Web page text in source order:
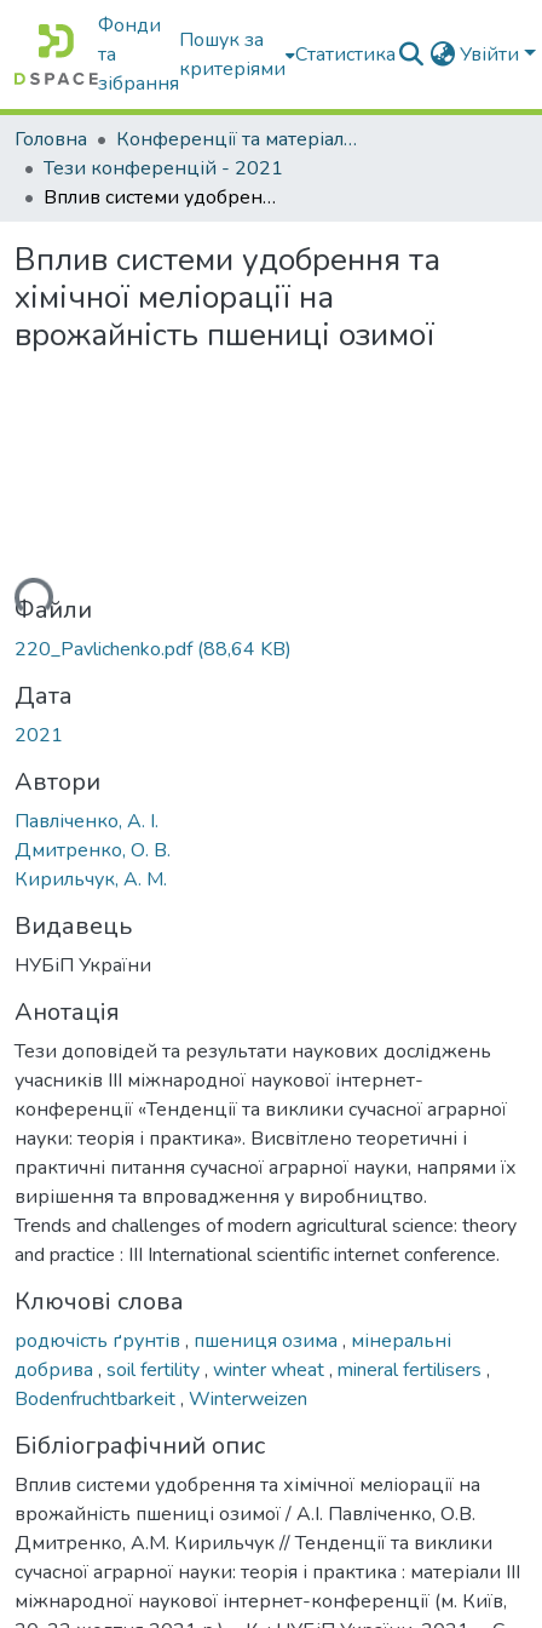
Фонди
та
зібрання
Пошук за
критеріями
Статистика Увійти
Головна
Конференції та матеріали конференцій
Тези конференцій - 2021
Вплив системи удобрення та хімічної меліорації на врожайність пшениці озимої
Вплив системи удобрення та
хімічної меліорації на
врожайність пшениці озимої
Файли
220_Pavlichenko.pdf(88,64 KB)
Дата
2021
Автори
Павліченко, А. І.
Дмитренко, О. В.
Кирильчук, А. М.
Видавець
НУБіП України
Анотація
Тези доповідей та результати наукових досліджень
учасників IIІ міжнародної наукової інтернет-
конференції «Тенденції та виклики сучасної аграрної
науки: теорія і практика». Висвітлено теоретичні і
практичні питання сучасної аграрної науки, напрями їх
вирішення та впровадження у виробництво.
Trends and challenges of modern agricultural science: theory
and practice : III International scientific internet conference.
Ключові слова
родючість ґрунтів , пшениця озима , мінеральні
добрива , soil fertility, winter wheat, mineral fertilisers ,
Bodenfruchtbarkeit, Winterweizen
Бібліографічний опис
Вплив системи удобрення та хімічної меліорації на
врожайність пшениці озимої / А.І. Павліченко, О.В.
Дмитренко, А.М. Кирильчук // Тенденції та виклики
сучасної аграрної науки: теорія і практика : матеріали IIІ
міжнародної наукової інтернет-конференції (м. Київ,